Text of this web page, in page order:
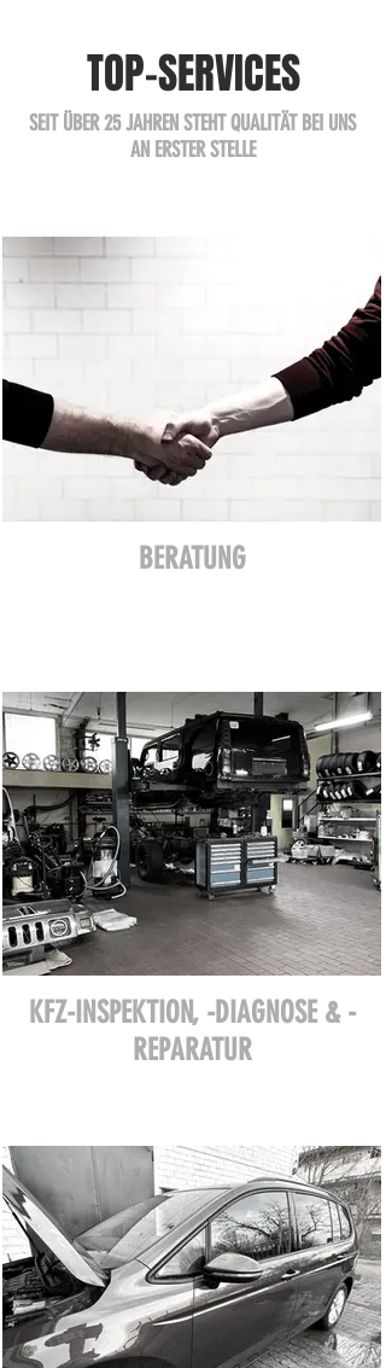
TOP-SERVICES
SEIT ÜBER 25 JAHREN STEHT QUALITÄT BEI UNS
AN ERSTER STELLE
BERATUNG
KFZ-INSPEKTION, -DIAGNOSE & -
REPARATUR